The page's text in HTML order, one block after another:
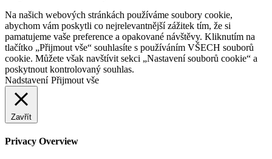
Na našich webových stránkách používáme soubory cookie,
abychom vám poskytli co nejrelevantnější zážitek tím, že si
pamatujeme vaše preference a opakované návštěvy. Kliknutím na
tlačítko „Přijmout vše“ souhlasíte s používáním VŠECH souborů
cookie. Můžete však navštívit sekci „Nastavení souborů cookie“ a
poskytnout kontrolovaný souhlas.
Nadstavení Přijmout vše
Zavřít
Privacy Overview